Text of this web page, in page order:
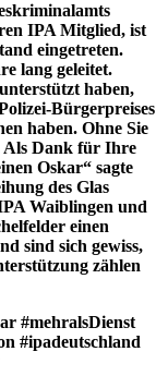
IPA Mitglied, ist
eingetreten.
lang geleitet.
haben,
Bürgerpreises
haben. Ohne Sie
Als Dank für Ihre
Oskar“ sagte
des Glas
Waiblingen und
einen
sind sich gewiss,
zählen
#mehralsDienst
#ipadeutschland